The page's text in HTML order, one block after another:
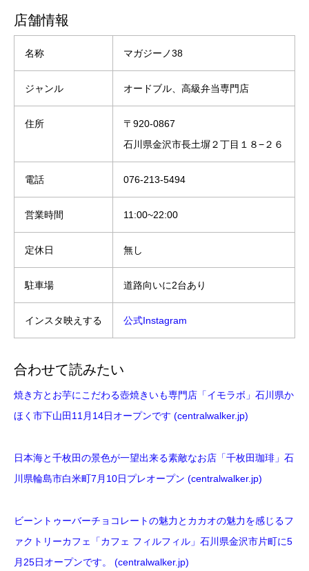
店舗情報
名称 マガジーノ38
ジャンル オードブル、高級弁当専門店
住所
〒920-0867
石川県金沢市長土塀２丁目１８−２６
電話 076-213-5494
営業時間 11:00~22:00
定休日 無し
駐車場 道路向いに2台あり
インスタ映えする 公式Instagram
合わせて読みたい
焼き方とお芋にこだわる壺焼きいも専門店「イモラボ」石川県か
ほく市下山田11月14日オープンです (centralwalker.jp)
日本海と千枚田の景色が一望出来る素敵なお店「千枚田珈琲」石
川県輪島市白米町7月10日プレオープン (centralwalker.jp)
ビーントゥーバーチョコレートの魅力とカカオの魅力を感じるフ
ァクトリーカフェ「カフェ フィルフィル」石川県金沢市片町に5
月25日オープンです。 (centralwalker.jp)